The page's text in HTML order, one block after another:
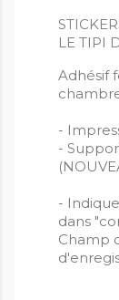
LE TIPI
Adhésif
-
-
-
dans
Champ